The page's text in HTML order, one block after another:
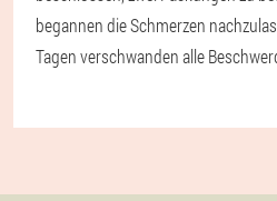
begannen die Schmerzen
Tagen verschwanden alle